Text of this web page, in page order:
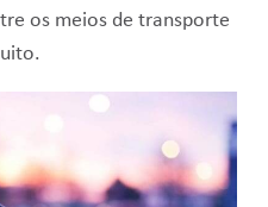
os meios de transporte